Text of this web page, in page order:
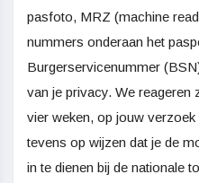
pasfoto, MRZ (machine
nummers onderaan het
Burgerservicenummer
van je privacy. We reageren
vier weken, op jouw
tevens op wijzen dat je de
in te dienen bij de nationale